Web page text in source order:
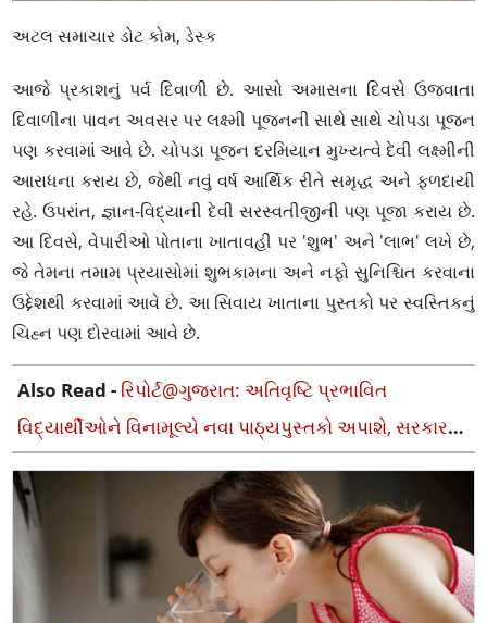
અટલ સમાચાર ડોટ કોમ, ડેસ્ક
આજે પ્રકાશનું પર્વ દિવાળી છે. આસો અમાસના દિવસે ઉજવાતા
દિવાળીના પાવન અવસર પર લક્ષ્મી પૂજનની સાથે સાથે ચોપડા પૂજન
પણ કરવામાં આવે છે. ચોપડા પૂજન દરમિયાન મુખ્યત્વે દેવી લક્ષ્મીની
આરાધના કરાય છે, જેથી નવું વર્ષ આર્થિક રીતે સમૃદ્ધ અને ફળદાયી
રહે. ઉપરાંત, જ્ઞાન-વિદ્યાની દેવી સરસ્વતીજીની પણ પૂજા કરાય છે.
આ દિવસે, વેપારીઓ પોતાના ખાતાવહી પર 'શુભ' અને 'લાભ' લખે છે,
જે તેમના તમામ પ્રયાસોમાં શુભકામના અને નફો સુનિશ્ચિત કરવાના
ઉદ્દેશથી કરવામાં આવે છે. આ સિવાય ખાતાના પુસ્તકો પર સ્વસ્તિકનું
ચિહ્ન પણ દોરવામાં આવે છે.
Also Read - રિપોર્ટ@ગુજરાત: અતિવૃષ્ટિ પ્રભાવિત
વિદ્યાર્થીઓને વિનામૂલ્યે નવા પાઠ્યપુસ્તકો અપાશે, સરકારનો
નિર્ણય